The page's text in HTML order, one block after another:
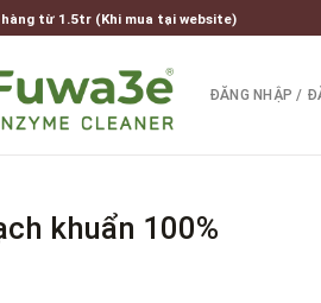
hàng từ 1.5tr (Khi mua tại website)
ĐĂNG NHẬP /
khuẩn 100%